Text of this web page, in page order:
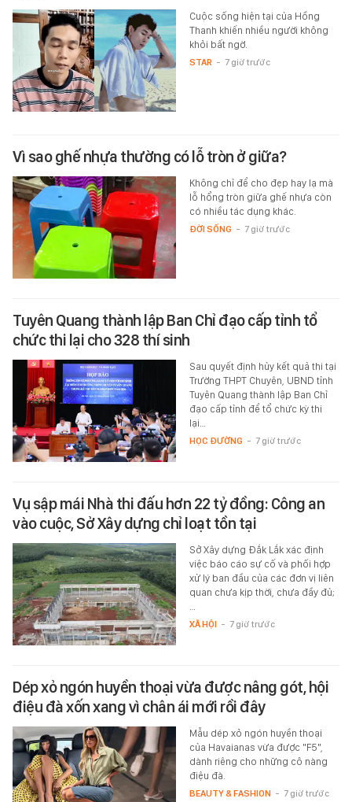
Cuộc sống hiện tại của Hồng
Thanh khiến nhiều người không
khỏi bất ngờ.
STAR - 7 giờ trước
Vì sao ghế nhựa thường có lỗ tròn ở giữa?
Không chỉ để cho đẹp hay lạ mà
lỗ hổng tròn giữa ghế nhựa còn
có nhiều tác dụng khác.
ĐỜI SỐNG - 7 giờ trước
Tuyên Quang thành lập Ban Chỉ đạo cấp tỉnh tổ
chức thi lại cho 328 thí sinh
Sau quyết định hủy kết quả thi tại
Trường THPT Chuyên, UBND tỉnh
Tuyên Quang thành lập Ban Chỉ
đạo cấp tỉnh để tổ chức kỳ thi
lại…
HỌC ĐƯỜNG - 7 giờ trước
Vụ sập mái Nhà thi đấu hơn 22 tỷ đồng: Công an
vào cuộc, Sở Xây dựng chỉ loạt tồn tại
Sở Xây dựng Đắk Lắk xác định
việc báo cáo sự cố và phối hợp
xử lý ban đầu của các đơn vị liên
quan chưa kịp thời, chưa đầy đủ;
XÃ HỘI - 7 giờ trước
Dép xỏ ngón huyền thoại vừa được nâng gót, hội
điệu đà xốn xang vì chân ái mới rồi đây
Mẫu dép xỏ ngón huyền thoại
của Havaianas vừa được "F5",
dành riêng cho những cô nàng
điệu đà.
BEAUTY & FASHION - 7 giờ trước